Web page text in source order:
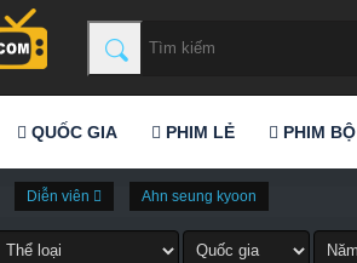
QUỐC GIA PHIM LẺ PHIM BỘ
Diễn viên Ahn seung kyoon